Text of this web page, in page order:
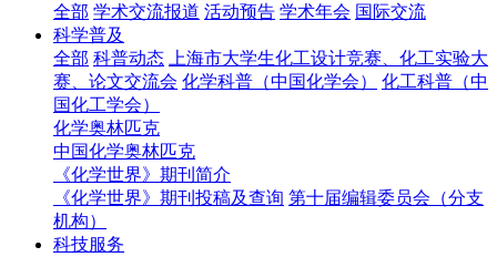
全部 学术交流报道 活动预告 学术年会 国际交流
科学普及
全部 科普动态
上海市大学生化工设计竞赛、化工实验大
赛、论文交流会 化学科普（中国化学会）
化工科普（中
国化工学会）
化学奥林匹克
中国化学奥林匹克
《化学世界》期刊简介
《化学世界》期刊投稿及查询 第十届编辑委员会（分支
机构）
科技服务